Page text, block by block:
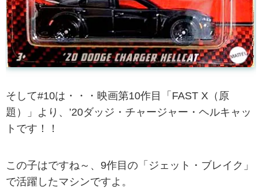
そして#10は・・・映画第10作目「FAST X（原
題）」より、’20ダッジ・チャージャー・ヘルキャッ
トです！！
この子はですね～、9作目の「ジェット・ブレイク」
で活躍したマシンですよ。